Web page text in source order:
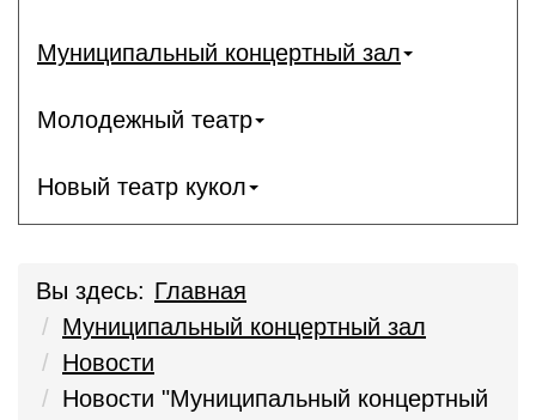
Муниципальный концертный зал
Молодежный театр
Новый театр кукол
Вы здесь: Главная
Муниципальный концертный зал
Новости
Новости "Муниципальный концертный